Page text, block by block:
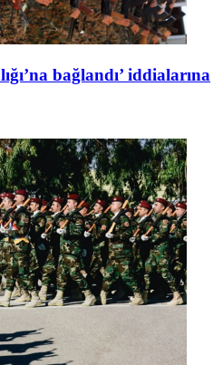
bağlandı’ iddialarına